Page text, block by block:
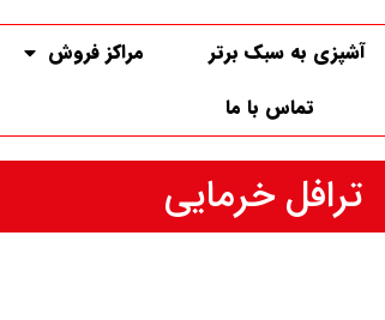
آشپزی به سبک برتر مراکز فروش
تماس با ما
ترافل خرمایی